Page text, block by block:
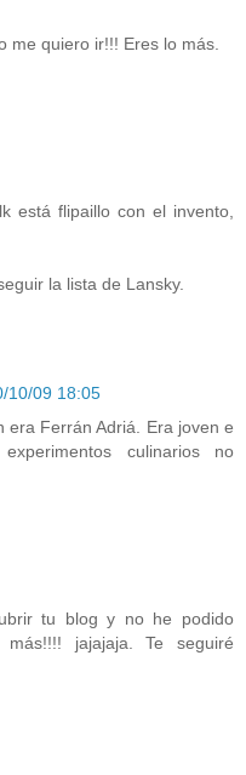
me quiero ir!!! Eres lo más.
está flipaillo con el invento,
la lista de Lansky.
10/09 18:05
era Ferrán Adriá. Era joven e
culinarios no
tu blog y no he podido
jajajaja. Te seguiré